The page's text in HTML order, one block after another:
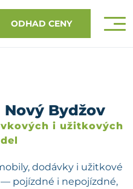
ODHAD CENY
Bydžov
i užitkových
dodávky i užitkové
pojízdné i nepojízdné,